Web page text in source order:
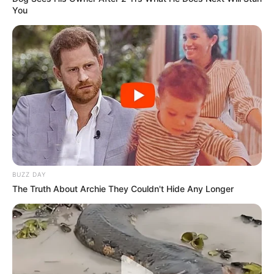
You
BUZZ DAY
The Truth About Archie They Couldn't Hide Any Longer